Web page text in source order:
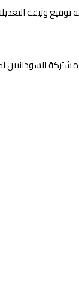
وثيقة
للسودانيين